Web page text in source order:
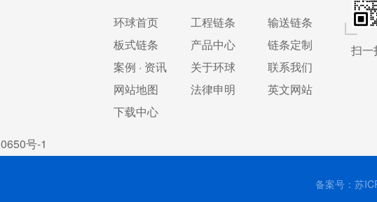
号-1
环球首页 工程链条
输送链条
板式链条
产品中心
链条定制
案例 · 资讯
关于环球
联系我们
网站地图
法律申明
英文网站
下载中心
扫一
备案号： 苏